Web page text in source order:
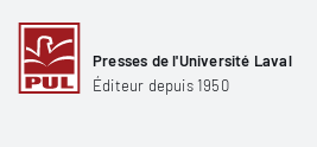
Presses de l'Université Laval
Éditeur depuis 1950